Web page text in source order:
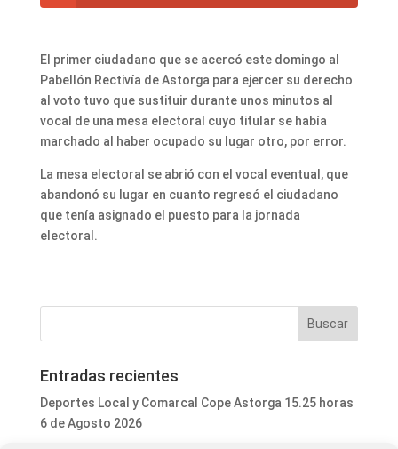
El primer ciudadano que se acercó este domingo al
Pabellón Rectivía de Astorga para ejercer su derecho
al voto tuvo que sustituir durante unos minutos al
vocal de una mesa electoral cuyo titular se había
marchado al haber ocupado su lugar otro, por error.
La mesa electoral se abrió con el vocal eventual, que
abandonó su lugar en cuanto regresó el ciudadano
que tenía asignado el puesto para la jornada
electoral.
Entradas recientes
Deportes Local y Comarcal Cope Astorga 15.25 horas
6 de Agosto 2026